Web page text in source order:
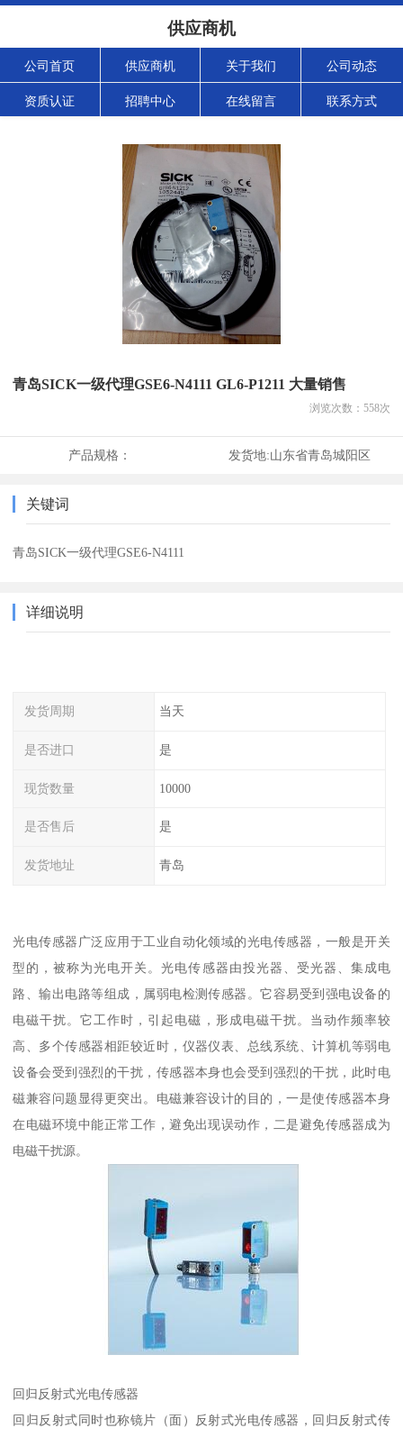
供应商机
公司首页 供应商机 关于我们 公司动态
资质认证 招聘中心 在线留言 联系方式
青岛SICK一级代理GSE6-N4111 GL6-P1211 大量销售
浏览次数： 558次
产品规格： 发货地:山东省青岛城阳区
关键词
青岛SICK一级代理GSE6-N4111
详细说明
发货周期 当天
是否进口 是
现货数量 10000
是否售后 是
发货地址 青岛
光电传感器广泛应用于工业自动化领域的光电传感器，一般是开关
型的，被称为光电开关。光电传感器由投光器、受光器、集成电
路、输出电路等组成，属弱电检测传感器。它容易受到强电设备的
电磁干扰。它工作时，引起电磁，形成电磁干扰。当动作频率较
高、多个传感器相距较近时，仪器仪表、总线系统、计算机等弱电
设备会受到强烈的干扰，传感器本身也会受到强烈的干扰，此时电
磁兼容问题显得更突出。电磁兼容设计的目的，一是使传感器本身
在电磁环境中能正常工作，避免出现误动作，二是避免传感器成为
电磁干扰源。
回归反射式光电传感器
回归反射式同时也称镜片（面）反射式光电传感器，回归反射式传